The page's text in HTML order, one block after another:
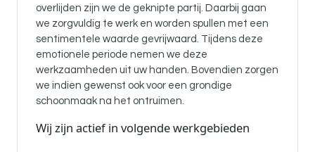
overlijden zijn we de geknipte partij. Daarbij gaan
we zorgvuldig te werk en worden spullen met een
sentimentele waarde gevrijwaard. Tijdens deze
emotionele periode nemen we deze
werkzaamheden uit uw handen. Bovendien zorgen
we indien gewenst ook voor een grondige
schoonmaak na het ontruimen.
Wij zijn actief in volgende werkgebieden